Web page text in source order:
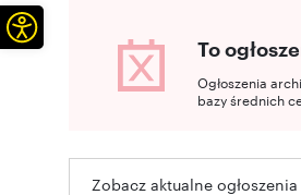
To
Ogłoszenia
bazy średnich
Zobacz aktualne
Otwórz pasek narzędzi